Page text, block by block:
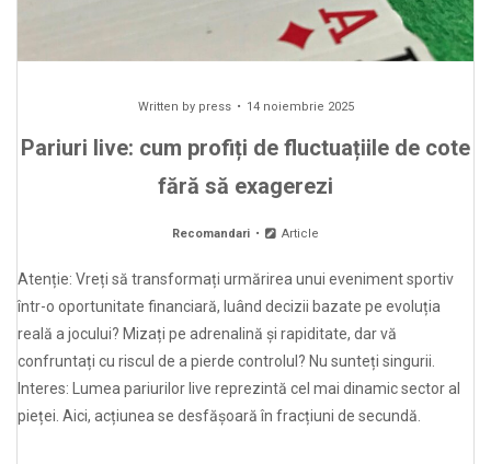
Written by press 14 noiembrie 2025
Pariuri live: cum profiți de fluctuațiile de cote
fără să exagerezi
Recomandari Article
Atenție: Vreți să transformați urmărirea unui eveniment sportiv
într-o oportunitate financiară, luând decizii bazate pe evoluția
reală a jocului? Mizați pe adrenalină și rapiditate, dar vă
confruntați cu riscul de a pierde controlul? Nu sunteți singurii.
Interes: Lumea pariurilor live reprezintă cel mai dinamic sector al
pieței. Aici, acțiunea se desfășoară în fracțiuni de secundă.